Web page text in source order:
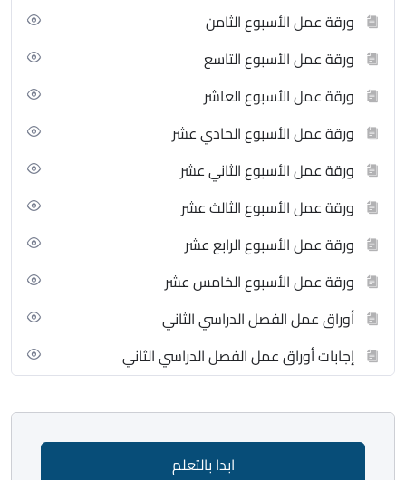
ورقة عمل الأسبوع الثامن
ورقة عمل الأسبوع التاسع
ورقة عمل الأسبوع العاشر
ورقة عمل الأسبوع الحادي عشر
ورقة عمل الأسبوع الثاني عشر
ورقة عمل الأسبوع الثالث عشر
ورقة عمل الأسبوع الرابع عشر
ورقة عمل الأسبوع الخامس عشر
أوراق عمل الفصل الدراسي الثاني
إجابات أوراق عمل الفصل الدراسي الثاني
ابدا بالتعلم